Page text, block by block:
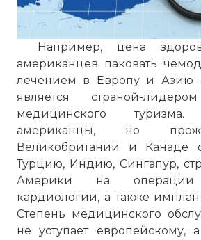
Например, цена
американцев паковать
лечением в Европу и Азию
является страной-
медицинского
американцы, но
Великобритании и Канаде
Турцию, Индию, Сингапур,
Америки на
кардиологии, а также
Степень медицинского
не уступает европейскому,